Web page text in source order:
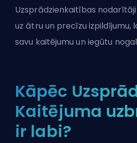
Uzsprādzienkaitības
uz ātru un precīzu izpildījumu,
savu kaitējumu un iegūtu
Kāpēc
Kaitējuma
ir labi?